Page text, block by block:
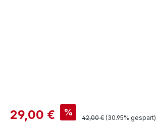
29,00 € %
42,00 € (30.95% gespart)